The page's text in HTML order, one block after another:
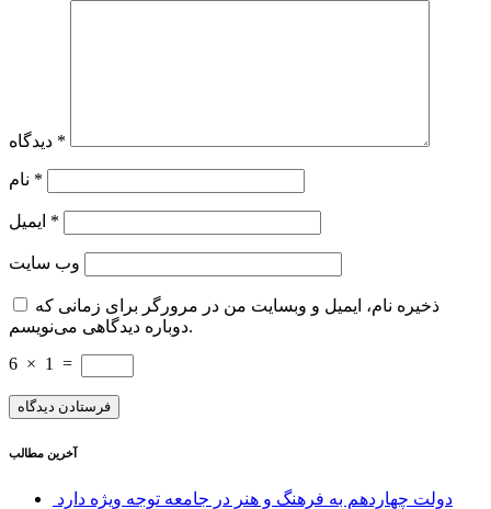
*
*
*
وب‌ سایت
ذخیره نام، ایمیل و وبسایت من در مرورگر برای زمانی که
دوباره دیدگاهی می‌نویسم.
6 × 1 =
آخرین مطالب
دولت چهاردهم به فرهنگ و هنر در جامعه توجه ویژه دارد